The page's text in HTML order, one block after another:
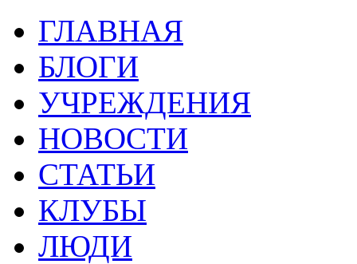
ГЛАВНАЯ
БЛОГИ
УЧРЕЖДЕНИЯ
НОВОСТИ
СТАТЬИ
КЛУБЫ
ЛЮДИ